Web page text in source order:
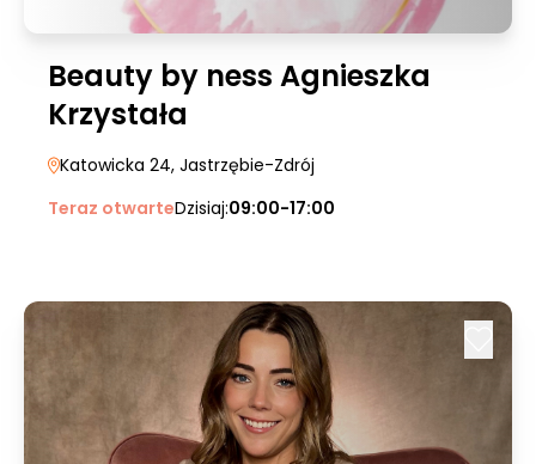
Beauty by ness Agnieszka
Krzystała
Katowicka 24, Jastrzębie-Zdrój
Teraz otwarteDzisiaj:09:00-17:00